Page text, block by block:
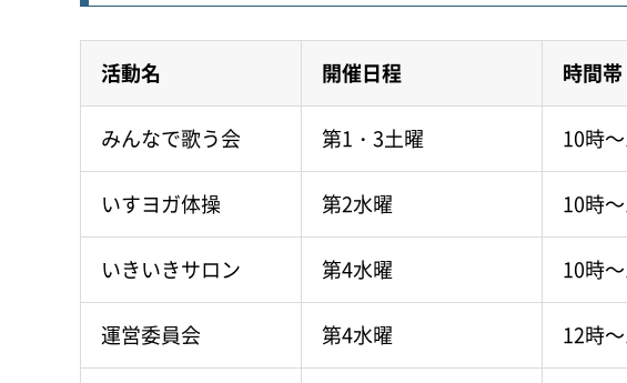
活動名 開催日程 時間帯
みんなで歌う会 第1・3土曜 10時
いすヨガ体操 第2水曜 10時
いきいきサロン 第4水曜 10時
運営委員会 第4水曜 12時